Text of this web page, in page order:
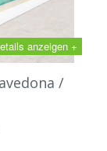
anzeigen +
/